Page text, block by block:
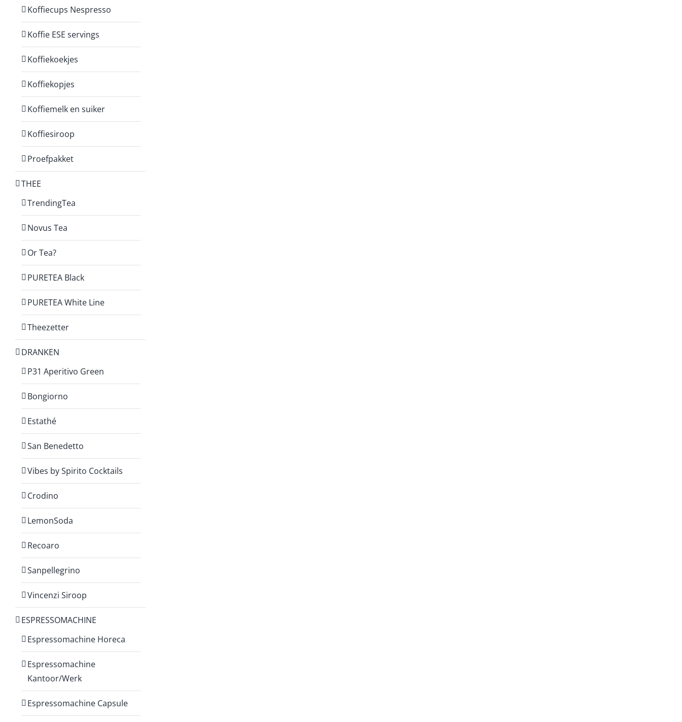
Koffiecups Nespresso
Koffie ESE servings
Koffiekoekjes
Koffiekopjes
Koffiemelk en suiker
Koffiesiroop
Proefpakket
THEE
TrendingTea
Novus Tea
Or Tea?
PURETEA Black
PURETEA White Line
Theezetter
DRANKEN
P31 Aperitivo Green
Bongiorno
Estathé
San Benedetto
Vibes by Spirito Cocktails
Crodino
LemonSoda
Recoaro
Sanpellegrino
Vincenzi Siroop
ESPRESSOMACHINE
Espressomachine Horeca
Espressomachine
Kantoor/Werk
Espressomachine Capsule